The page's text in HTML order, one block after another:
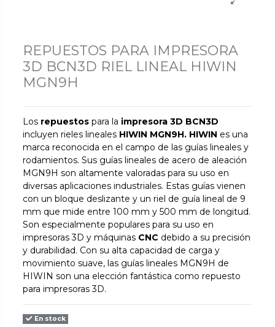
REPUESTOS PARA IMPRESORA
3D BCN3D RIEL LINEAL HIWIN
MGN9H
Los repuestos para la impresora 3D BCN3D
incluyen rieles lineales HIWIN MGN9H. HIWIN es una
marca reconocida en el campo de las guías lineales y
rodamientos. Sus guías lineales de acero de aleación
MGN9H son altamente valoradas para su uso en
diversas aplicaciones industriales. Estas guías vienen
con un bloque deslizante y un riel de guía lineal de 9
mm que mide entre 100 mm y 500 mm de longitud.
Son especialmente populares para su uso en
impresoras 3D y máquinas CNC debido a su precisión
y durabilidad. Con su alta capacidad de carga y
movimiento suave, las guías lineales MGN9H de
HIWIN son una elección fantástica como repuesto
para impresoras 3D.
En stock